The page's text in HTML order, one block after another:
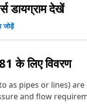
डायग्राम देखें
जोड़ें
के लिए विवरण
as pipes or lines)
and flow